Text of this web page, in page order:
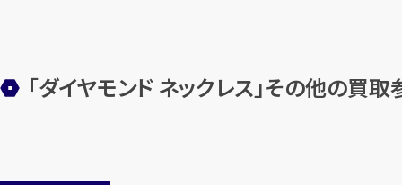
「ダイヤモンド ネックレス」その他の買